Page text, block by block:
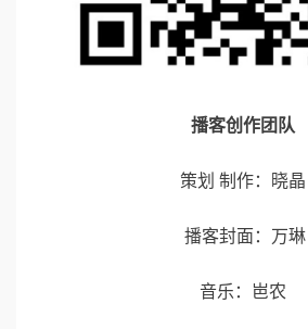
播客创作团队
策划 制作：晓晶
播客封面：万琳
音乐：岜农